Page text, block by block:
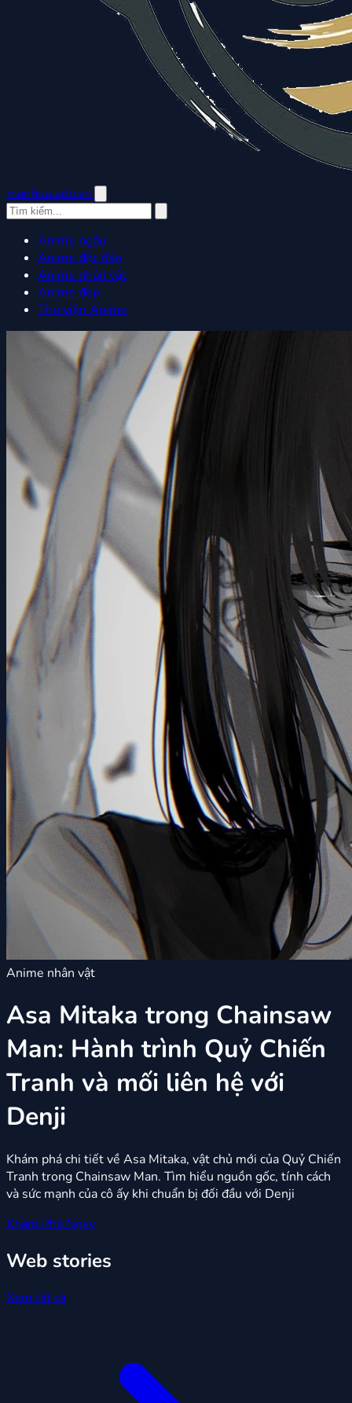
manhua.edu.vn
Anime ngầu
Anime độc đáo
Anime nhân vật
Anime đẹp
Thư viện Anime
Anime nhân vật
Asa Mitaka trong Chainsaw
Man: Hành trình Quỷ Chiến
Tranh và mối liên hệ với
Denji
Khám phá chi tiết về Asa Mitaka, vật chủ mới của Quỷ Chiến
Tranh trong Chainsaw Man. Tìm hiểu nguồn gốc, tính cách
và sức mạnh của cô ấy khi chuẩn bị đối đầu với Denji
Khám Phá Ngay
Web stories
Xem tất cả